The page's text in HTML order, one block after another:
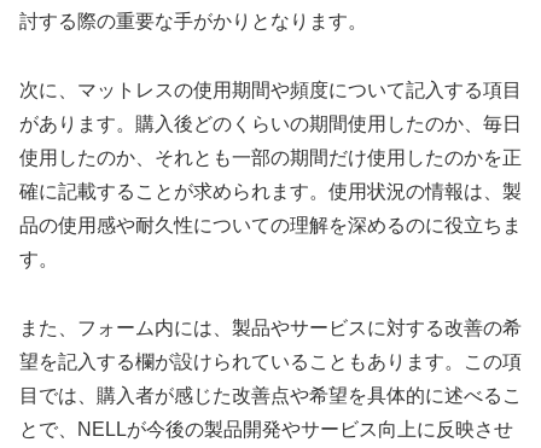
討する際の重要な手がかりとなります。
次に、マットレスの使用期間や頻度について記入する項目
があります。購入後どのくらいの期間使用したのか、毎日
使用したのか、それとも一部の期間だけ使用したのかを正
確に記載することが求められます。使用状況の情報は、製
品の使用感や耐久性についての理解を深めるのに役立ちま
す。
また、フォーム内には、製品やサービスに対する改善の希
望を記入する欄が設けられていることもあります。この項
目では、購入者が感じた改善点や希望を具体的に述べるこ
とで、NELLが今後の製品開発やサービス向上に反映させ